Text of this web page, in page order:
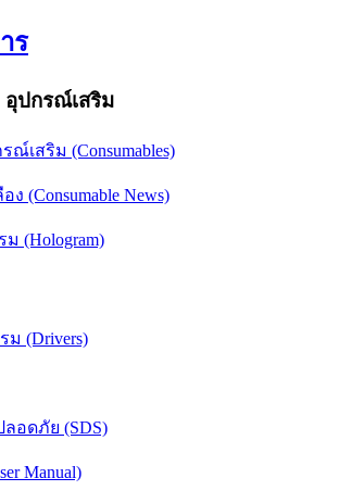
ร
อุปกรณ์เสริม
เสริม (Consumables)
(Consumable News)
(Hologram)
ม (Drivers)
อดภัย (SDS)
Manual)